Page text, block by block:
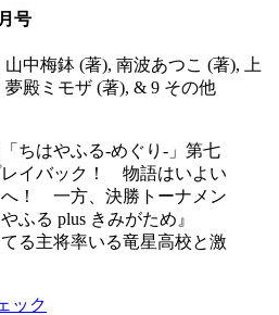
号
中梅鉢 (著), 南波あつこ (著), 上
殿ミモザ (著), & 9 その他
ちはやふる-めぐり-」第七
イバック！ 物語はいよい
へ！ 一方、決勝トーナメン
ふる plus きみがため』
る主将率いる竜星高校と激
ック